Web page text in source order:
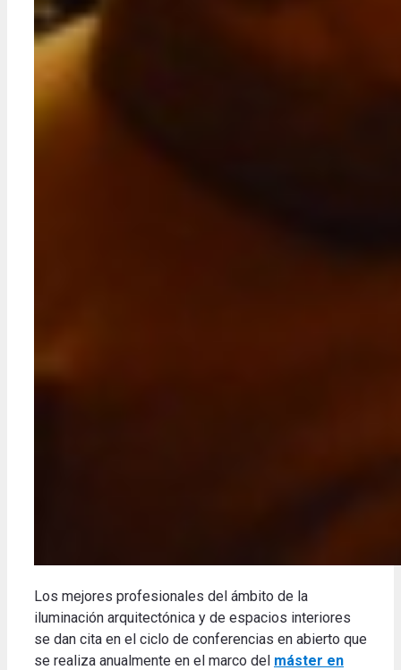
Los mejores profesionales del ámbito de la
iluminación arquitectónica y de espacios interiores
se dan cita en el ciclo de conferencias en abierto que
se realiza anualmente en el marco del máster en